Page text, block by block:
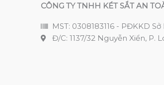
CÔNG TY TNHH KÉT SẮT AN
MST: 0308183116 - PĐKKD
Đ/C: 1137/32 Nguyễn Xiển, P.